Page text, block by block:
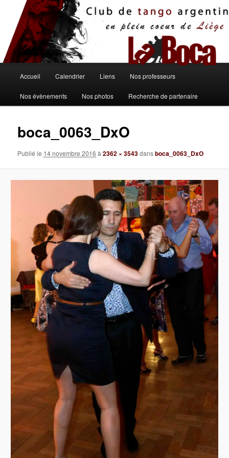
contenu
principal
principal
Accueil Calendrier Liens Nos professeurs
Nos évènements Nos photos Recherche de partenaire
boca_0063_DxO
Publié le 14 novembre 2016 à2362 × 3543dansboca_0063_DxO